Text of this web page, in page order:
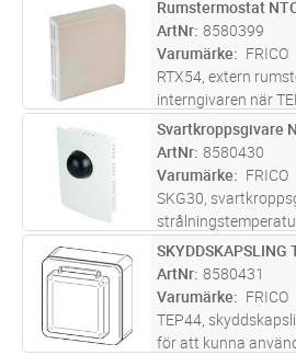
stegen (1–10?grader).
kopplingsur (1–10?
ST Lägg i
Rumstermostat
ArtNr 8580399
Varumärke
FRICO
RTX54, extern
interngivaren när
användas för att få
lokalen när
den interna
ST Lägg i
Svartkroppsgivare
ArtNr 8580430
Varumärke
FRICO
SKG30,
NTC10KO. IP30.
ST Lägg i
SKYDDSKAPSLING
ArtNr 8580431
Varumärke
FRICO
TEP44,
för att kunna